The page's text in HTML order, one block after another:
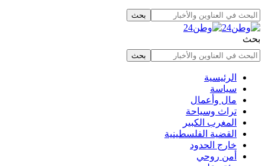
بحث
الرئيسية
سياسة
مال وأعمال
تراث وسياحة
المغرب الكبير
القضية الفلسطينية
خارج الحدود
أمن روحي